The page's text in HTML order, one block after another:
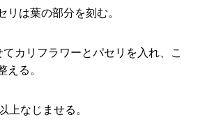
リは葉の部分を刻む。
てカリフラワーとパセリを入れ、こ
える。
上なじませる。